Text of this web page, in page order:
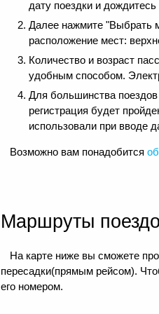
дату поездки и
Далее нажмите "Выбрать
расположение мест:
Количество и возраст
удобным способом.
Для большинства поездов
регистрация будет
использовали при вводе
Возможно вам понадобится
Маршруты
На карте ниже вы сможете
пересадки(прямым рейсом).
его номером.